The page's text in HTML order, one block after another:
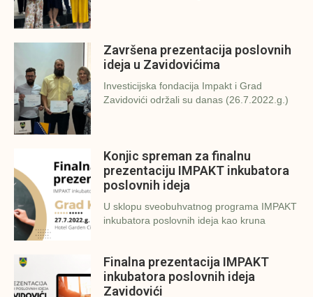
Završena prezentacija poslovnih
ideja u Zavidovićima
Investicijska fondacija Impakt i Grad
Zavidovići održali su danas (26.7.2022.g.)
Konjic spreman za finalnu
prezentaciju IMPAKT inkubatora
poslovnih ideja
U sklopu sveobuhvatnog programa IMPAKT
inkubatora poslovnih ideja kao kruna
Finalna prezentacija IMPAKT
inkubatora poslovnih ideja
Zavidovići